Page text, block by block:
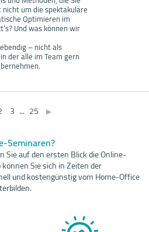
um die spektakuläre
Optimieren im
Und was können wir
– nicht als
der alle im Team gern
3 ... 25 ▶
Seminaren?
Sie auf den ersten Blick die Online-
Sie sich in Zeiten der
und kostengünstig vom Home-Office